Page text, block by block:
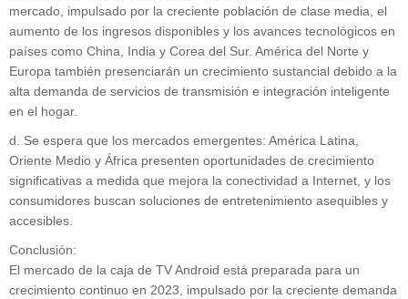
mercado, impulsado por la creciente población de clase media, el
aumento de los ingresos disponibles y los avances tecnológicos en
países como China, India y Corea del Sur. América del Norte y
Europa también presenciarán un crecimiento sustancial debido a la
alta demanda de servicios de transmisión e integración inteligente
en el hogar.
d. Se espera que los mercados emergentes: América Latina,
Oriente Medio y África presenten oportunidades de crecimiento
significativas a medida que mejora la conectividad a Internet, y los
consumidores buscan soluciones de entretenimiento asequibles y
accesibles.
Conclusión:
El mercado de la caja de TV Android está preparada para un
crecimiento continuo en 2023, impulsado por la creciente demanda